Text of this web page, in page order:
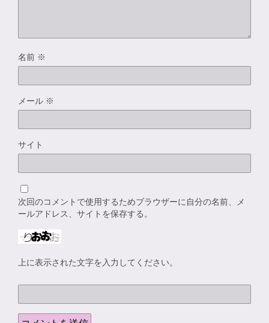
名前 ※
メール ※
サイト
次回のコメントで使用するためブラウザーに自分の名前、メ
ールアドレス、サイトを保存する。
上に表示された文字を入力してください。